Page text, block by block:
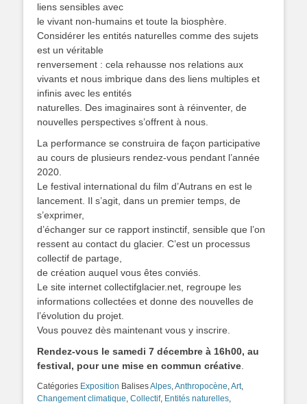
liens sensibles avec
le vivant non-humains et toute la biosphère.
Considérer les entités naturelles comme des sujets
est un véritable
renversement : cela rehausse nos relations aux
vivants et nous imbrique dans des liens multiples et
infinis avec les entités
naturelles. Des imaginaires sont à réinventer, de
nouvelles perspectives s’offrent à nous.
La performance se construira de façon participative
au cours de plusieurs rendez-vous pendant l’année
2020.
Le festival international du film d’Autrans en est le
lancement. Il s’agit, dans un premier temps, de
s’exprimer,
d’échanger sur ce rapport instinctif, sensible que l’on
ressent au contact du glacier. C’est un processus
collectif de partage,
de création auquel vous êtes conviés.
Le site internet collectifglacier.net, regroupe les
informations collectées et donne des nouvelles de
l’évolution du projet.
Vous pouvez dès maintenant vous y inscrire.
Rendez-vous le samedi 7 décembre à 16h00, au
festival, pour une mise en commun créative
Catégories Exposition BalisesAlpes,Anthropocène,Art,
Changement climatique, Collectif, Entités naturelles,